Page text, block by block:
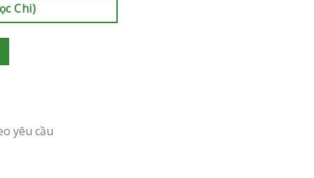
Chi)
yêu cầu